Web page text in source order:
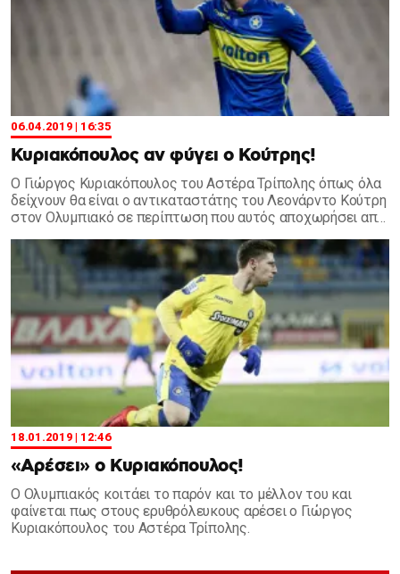
06.04.2019 | 16:35
Κυριακόπουλος αν φύγει ο Κούτρης!
Ο Γιώργος Κυριακόπουλος του Αστέρα Τρίπολης όπως όλα
δείχνουν θα είναι ο αντικαταστάτης του Λεονάρντο Κούτρη
στον Ολυμπιακό σε περίπτωση που αυτός αποχωρήσει από
18.01.2019 | 12:46
«Αρέσει» ο Κυριακόπουλος!
Ο Ολυμπιακός κοιτάει το παρόν και το μέλλον του και
φαίνεται πως στους ερυθρόλευκους αρέσει ο Γιώργος
Κυριακόπουλος του Αστέρα Τρίπολης.